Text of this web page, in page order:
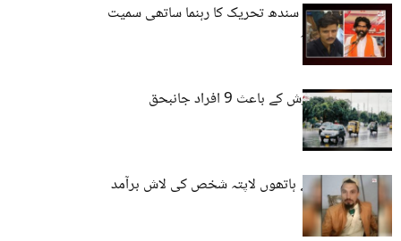
کراچی سے جیئے سندھ تحریک کا رہنما ساتھی سمیت
حراست بعد لاپتہ
کراچی :شدید بارش کے باعث 9 افراد جانبحق
سوات :فورسز کے ہاتھوں لاپتہ شخص کی لاش برآمد